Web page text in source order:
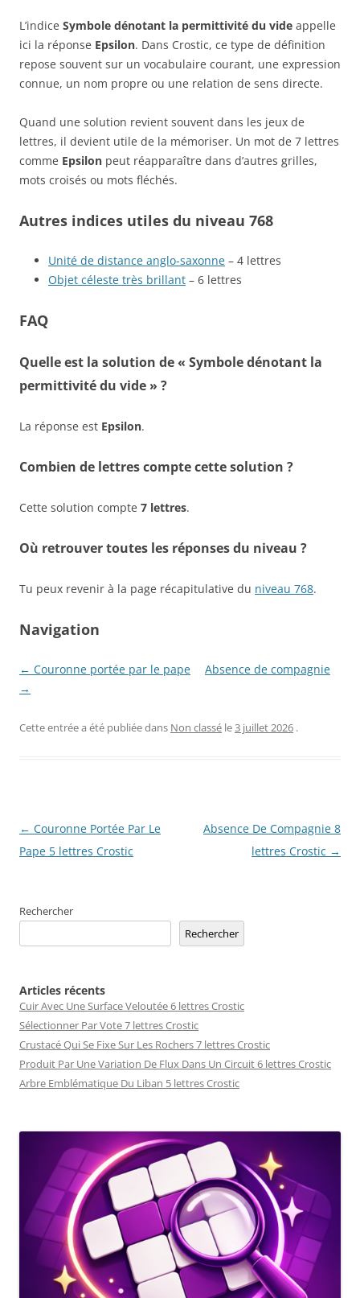
L’indice Symbole dénotant la permittivité du vide appelle
ici la réponse Epsilon. Dans Crostic, ce type de définition
repose souvent sur un vocabulaire courant, une expression
connue, un nom propre ou une relation de sens directe.
Quand une solution revient souvent dans les jeux de
lettres, il devient utile de la mémoriser. Un mot de 7 lettres
comme Epsilon peut réapparaître dans d’autres grilles,
mots croisés ou mots fléchés.
Autres indices utiles du niveau 768
Unité de distance anglo-saxonne – 4 lettres
Objet céleste très brillant – 6 lettres
FAQ
Quelle est la solution de « Symbole dénotant la
permittivité du vide » ?
La réponse est Epsilon.
Combien de lettres compte cette solution ?
Cette solution compte 7 lettres.
Où retrouver toutes les réponses du niveau ?
Tu peux revenir à la page récapitulative du niveau 768.
Navigation
← Couronne portée par le pape
Absence de compagnie
→
Cette entrée a été publiée dans Non classé le3 juillet 2026 .
Navigation
des
← Couronne Portée Par Le
Pape 5 lettres Crostic
Absence De Compagnie 8
lettres Crostic →
Rechercher
Rechercher
Articles récents
Cuir Avec Une Surface Veloutée 6 lettres Crostic
Sélectionner Par Vote 7 lettres Crostic
Crustacé Qui Se Fixe Sur Les Rochers 7 lettres Crostic
Produit Par Une Variation De Flux Dans Un Circuit 6 lettres Crostic
Arbre Emblématique Du Liban 5 lettres Crostic